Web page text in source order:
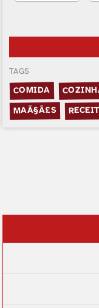
TAGS
COMIDA
MAÃ§Ã£S